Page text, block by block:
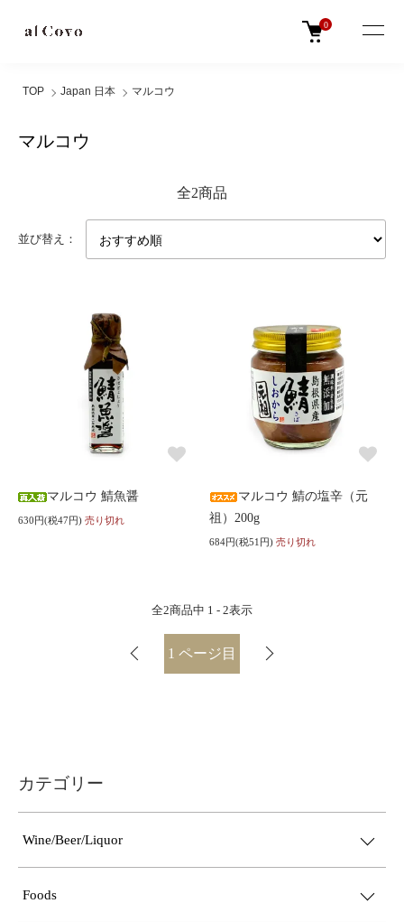
0
TOP Japan 日本 マルコウ
マルコウ
全2商品
並び替え：
マルコウ 鯖魚醤
630円(税47円) 売り切れ
マルコウ 鯖の塩辛（元
祖）200g
684円(税51円) 売り切れ
全2商品中 1 - 2表示
1 ページ目
カテゴリー
Wine/Beer/Liquor
Foods